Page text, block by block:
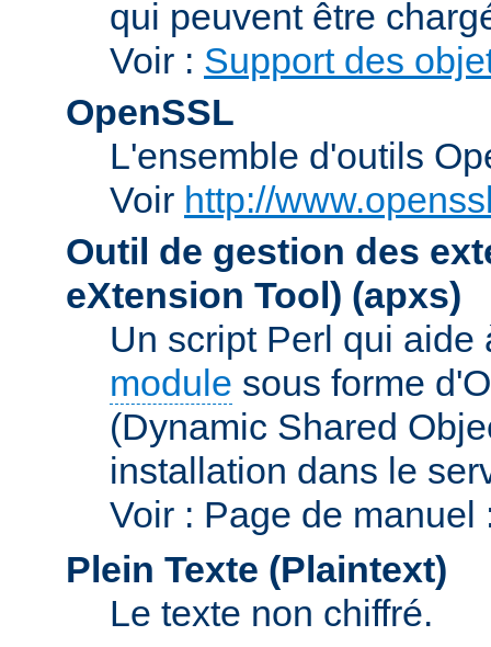
qui peuvent être
Voir : Support des
OpenSSL
L'ensemble d'outils
Voir http://
Outil de gestion des
eXtension Tool) (apxs)
Un script Perl qui
module sous forme
(Dynamic Shared
installation dans le
Voir : Page de
Plein Texte (Plaintext)
Le texte non chiffré.